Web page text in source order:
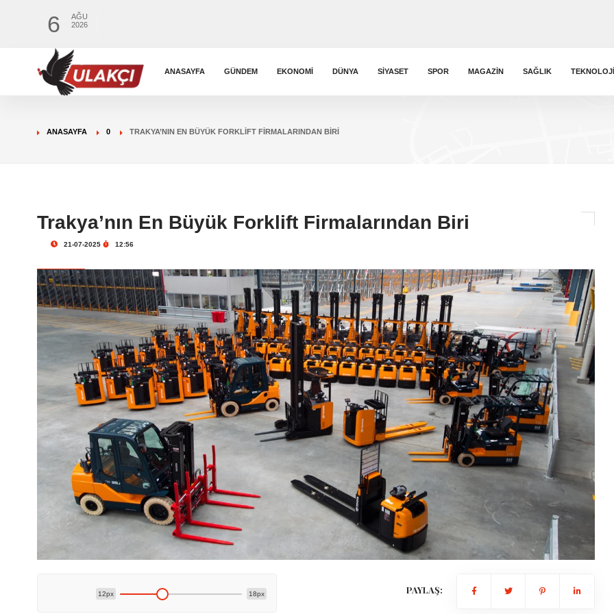
6
AĞU
2026
ANASAYFA GÜNDEM EKONOMI DÜNYA SIYASET SPOR MAGAZIN SAĞLIK TEKNOLOJI
ANASAYFA 0 TRAKYA’NIN EN BÜYÜK FORKLIFT FIRMALARINDAN BIRI
Trakya’nın En Büyük Forklift Firmalarından Biri
21-07-2025 12:56
12px 18px PAYLAŞ:
Gündem
Benzine dev zam kapıda: tarih
oldu!
2026-01-15 10:43:48